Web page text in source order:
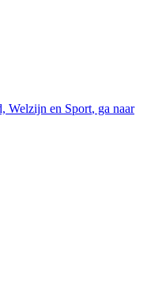
Welzijn en Sport, ga naar